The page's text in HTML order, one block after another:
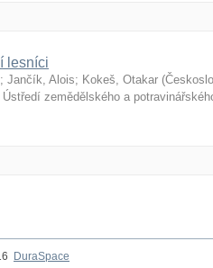
lesníci
; Jančík, Alois; Kokeš, Otakar (
zemědělského a
DuraSpace